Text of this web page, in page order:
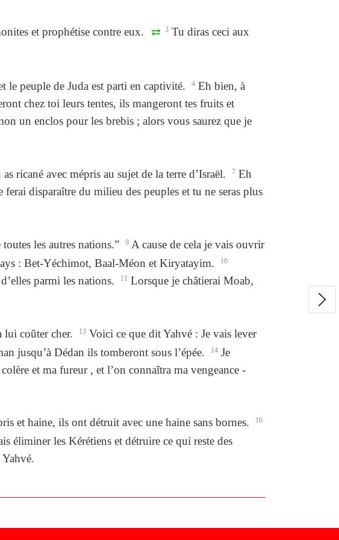
et prophétise contre eux. 3 Tu diras ceci aux
le peuple de Juda est parti en captivité. 4 Eh bien, à
chez toi leurs tentes, ils mangeront tes fruits et
un enclos pour les brebis ; alors vous saurez que je
ricané avec mépris au sujet de la terre d’Israël. 7 Eh
disparaître du milieu des peuples et tu ne seras plus
les autres nations.” 9 A cause de cela je vais ouvrir
: Bet-Yéchimot, Baal-Méon et Kiryatayim.
10
parmi les nations. 11 Lorsque je châtierai Moab,
lui coûter cher. 13 Voici ce que dit Yahvé : Je vais lever
jusqu’à Dédan ils tomberont sous l’épée.
14 Je
et ma fureur , et l’on connaîtra ma vengeance -
et haine, ils ont détruit avec une haine sans bornes. 16
éliminer les Kérétiens et détruire ce qui reste des